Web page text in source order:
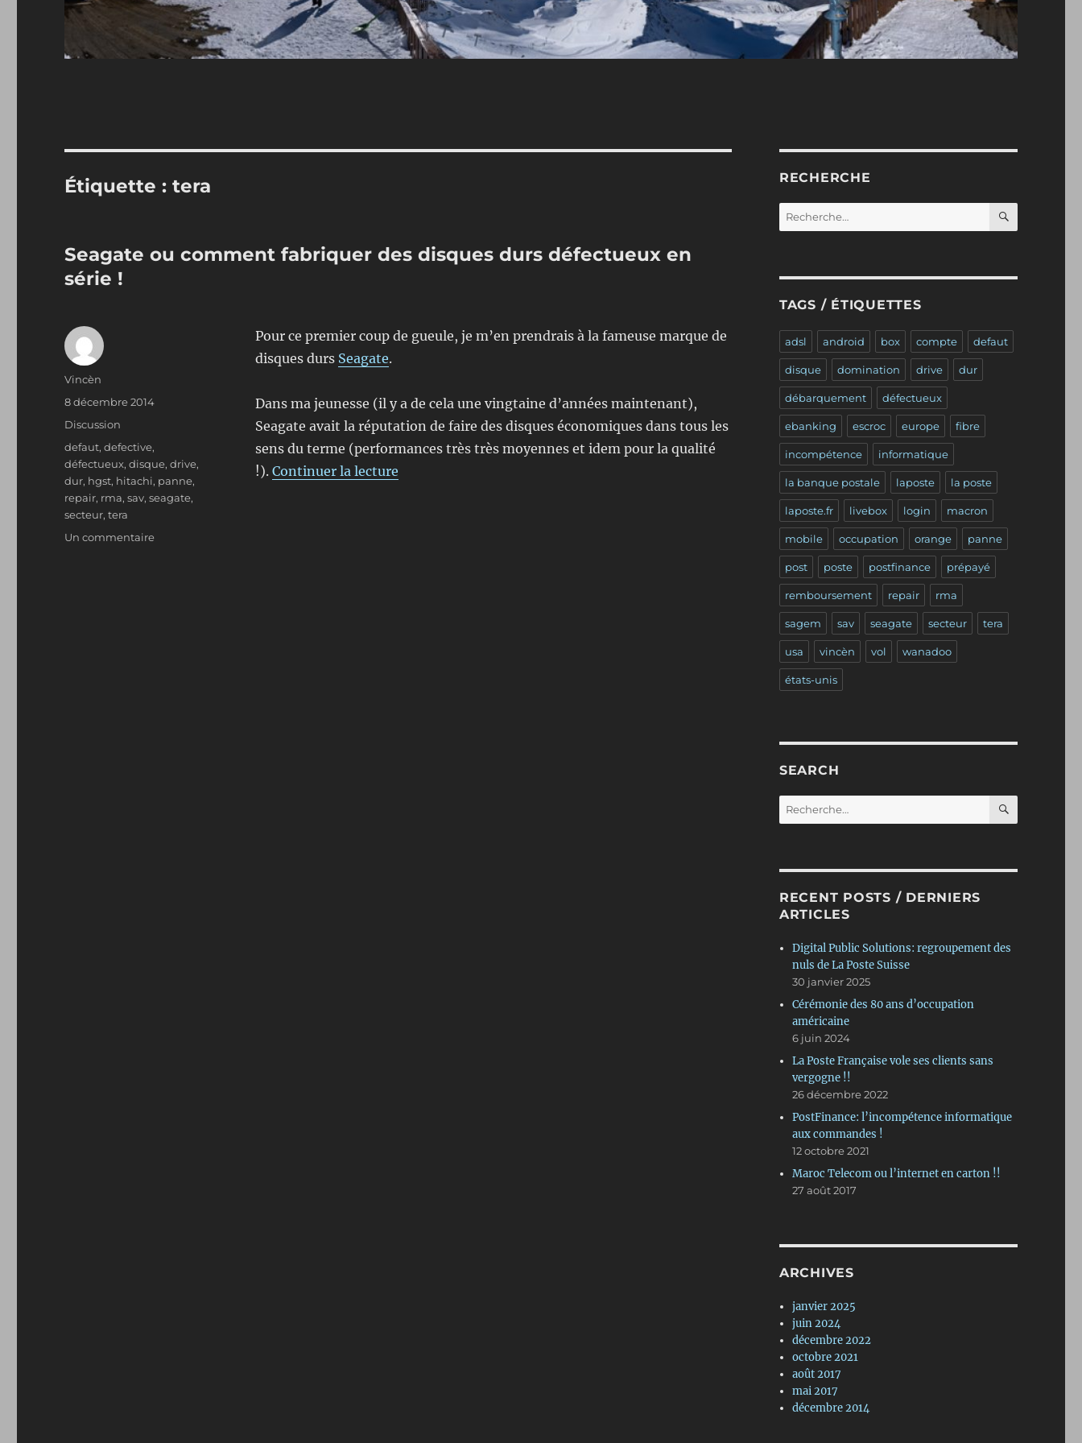
Étiquette :tera
Seagate ou comment fabriquer des disques durs défectueux en
série !
Pour ce premier coup de gueule, je m’en prendrais à la fameuse marque de
disques durs Seagate.
Dans ma jeunesse (il y a de cela une vingtaine d’années maintenant),
Seagate avait la réputation de faire des disques économiques dans tous les
sens du terme (performances très très moyennes et idem pour la qualité
!). Continuer la lecturede « Seagate ou comment fabriquer des disques durs défectueux en série ! »
Auteur
Vincèn
Publié
8 décembre 2014
Format
Discussion
Étiquettes
defaut,defective,
défectueux,disque,drive,
dur, hgst, hitachi, panne,
repair, rma,sav,seagate,
secteur,tera
Un commentairesur
RECHERCHE
Recherche
pour :
TAGS / ÉTIQUETTES
adsl android box compte defaut
disque domination drive dur
débarquement défectueux
ebanking escroc europe fibre
incompétence informatique
la banque postale laposte la poste
laposte.fr livebox login macron
mobile occupation orange panne
post poste postfinance prépayé
remboursement repair rma
sagem sav seagate secteur tera
usa vincèn vol wanadoo
états-unis
SEARCH
Recherche
pour :
RECENT POSTS / DERNIERS
ARTICLES
Digital Public Solutions: regroupement des
nuls de La Poste Suisse
30 janvier 2025
Cérémonie des 80 ans d’occupation
américaine
6 juin 2024
La Poste Française vole ses clients sans
vergogne !!
26 décembre 2022
PostFinance: l’incompétence informatique
aux commandes !
12 octobre 2021
Maroc Telecom ou l’internet en carton !!
27 août 2017
ARCHIVES
janvier 2025
juin 2024
décembre 2022
octobre 2021
août 2017
mai 2017
décembre 2014